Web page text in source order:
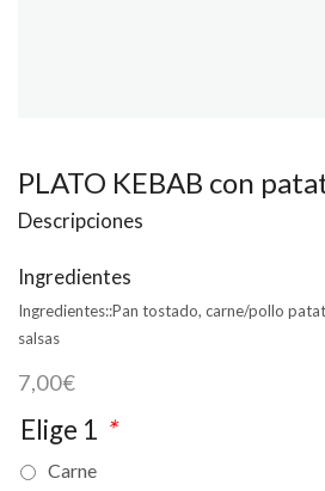
PLATO KEBAB con
Descripciones
Ingredientes
Ingredientes::Pan tostado, carne/pollo
salsas
7,00€
Elige 1 *
Carne